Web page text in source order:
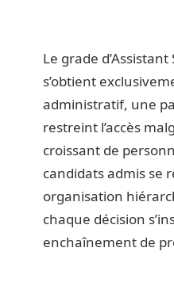
Le grade
s’obtient
administratif, une
restreint l’accès
croissant de
candidats admis se
organisation
chaque décision
enchaînement de